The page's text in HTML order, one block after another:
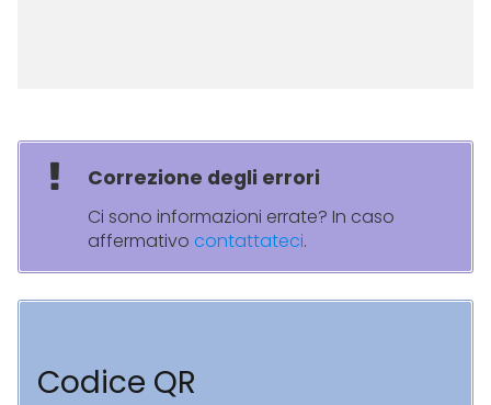
Correzione degli errori
Ci sono informazioni errate? In caso
affermativo contattateci.
Codice QR